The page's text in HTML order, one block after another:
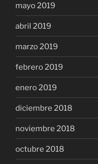
mayo 2019
abril 2019
marzo 2019
febrero 2019
enero 2019
diciembre 2018
noviembre 2018
octubre 2018